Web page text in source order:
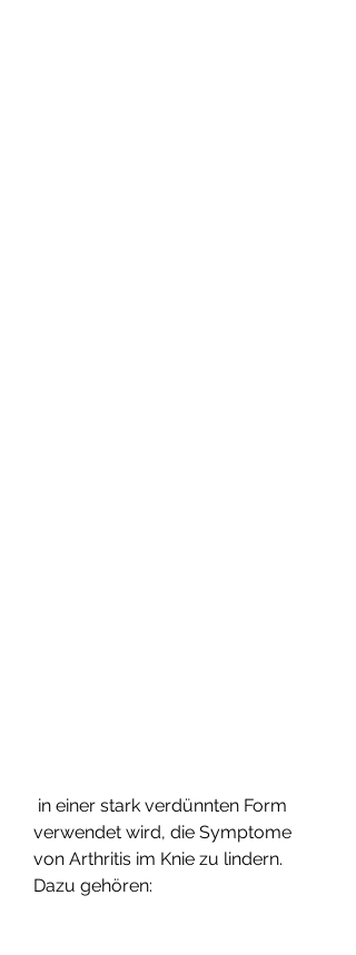
verwendet wird, die Symptome
von Arthritis im Knie zu lindern.
Dazu gehören: